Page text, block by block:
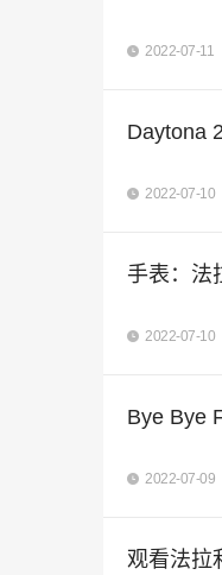
2022-07-11
Daytona
2022-07-10
手表：法
2022-07-10
Bye Bye
2022-07-09
观看法拉